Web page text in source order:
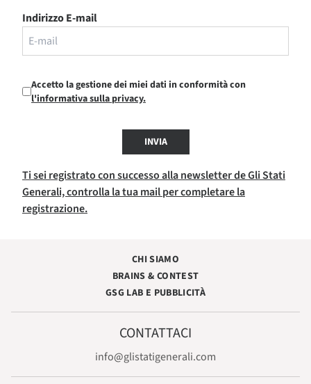
Indirizzo E-mail
Accetto la gestione dei miei dati in conformità con
l'informativa sulla privacy.
INVIA
Ti sei registrato con successo alla newsletter de Gli Stati
Generali, controlla la tua mail per completare la
registrazione.
CHI SIAMO
BRAINS & CONTEST
GSG LAB E PUBBLICITÀ
CONTATTACI
info@glistatigenerali.com